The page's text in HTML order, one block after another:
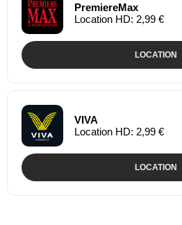
PremiereMax
Location HD: 2,99 €
LOCATION
VIVA
Location HD: 2,99 €
LOCATION